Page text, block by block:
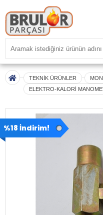
TEKNİK ÜRÜNLER
ELEKTRO-KALORİ
%18 İndirim!